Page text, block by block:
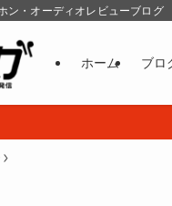
ン・オーディオレビューブログ
ホーム ブロ